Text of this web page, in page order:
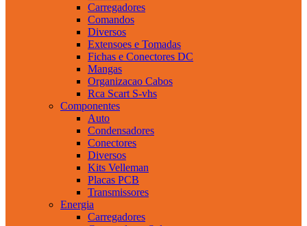
Carregadores
Comandos
Diversos
Extensoes e Tomadas
Fichas e Conectores DC
Mangas
Organizacao Cabos
Rca Scart S-vhs
Componentes
Auto
Condensadores
Conectores
Diversos
Kits Velleman
Placas PCB
Transmissores
Energia
Carregadores